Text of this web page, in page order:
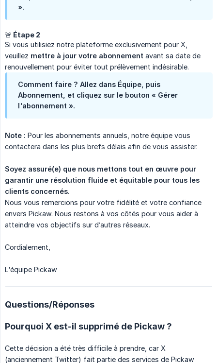
».
🚨 Étape 2
Si vous utilisiez notre plateforme exclusivement pour X,
veuillez mettre à jour votre abonnement avant sa date de
renouvellement pour éviter tout prélèvement indésirable.
Comment faire ? Allez dans Équipe, puis
Abonnement, et cliquez sur le bouton « Gérer
l'abonnement ».
Note : Pour les abonnements annuels, notre équipe vous
contactera dans les plus brefs délais afin de vous assister.
Soyez assuré(e) que nous mettons tout en œuvre pour
garantir une résolution fluide et équitable pour tous les
clients concernés.
Nous vous remercions pour votre fidélité et votre confiance
envers Pickaw. Nous restons à vos côtés pour vous aider à
atteindre vos objectifs sur d’autres réseaux.
Cordialement,
L’équipe Pickaw
Questions/Réponses
Pourquoi X est-il supprimé de Pickaw ?
Cette décision a été très difficile à prendre, car X
(anciennement Twitter) fait partie des services de Pickaw